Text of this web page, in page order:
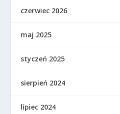
czerwiec 2026
maj 2025
styczeń 2025
sierpień 2024
lipiec 2024